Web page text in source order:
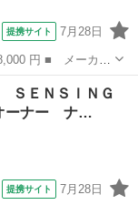
提携サイト 7月28日
ド名： Ｌホンダ
ＸＭ－２１４ＶＦ
ＳＥＮＳＩＮＧ
ーナー ナ…
提携サイト 7月28日